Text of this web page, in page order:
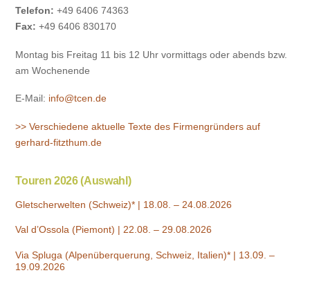
Telefon: +49 6406 74363
Fax: +49 6406 830170
Montag bis Freitag 11 bis 12 Uhr vormittags oder abends bzw.
am Wochenende
E-Mail: info@tcen.de
>> Verschiedene aktuelle Texte des Firmengründers auf
gerhard-fitzthum.de
Touren 2026 (Auswahl)
Gletscherwelten (Schweiz)* | 18.08. – 24.08.2026
Val d’Ossola (Piemont) | 22.08. – 29.08.2026
Via Spluga (Alpenüberquerung, Schweiz, Italien)* | 13.09. –
19.09.2026